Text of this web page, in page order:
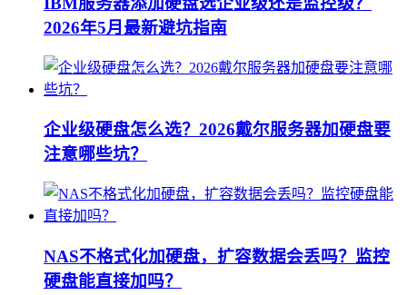
2026年5月最新避坑指南
企业级硬盘怎么选？2026戴尔服务器加硬盘要
注意哪些坑？
NAS不格式化加硬盘，扩容数据会丢吗？监控
硬盘能直接加吗？